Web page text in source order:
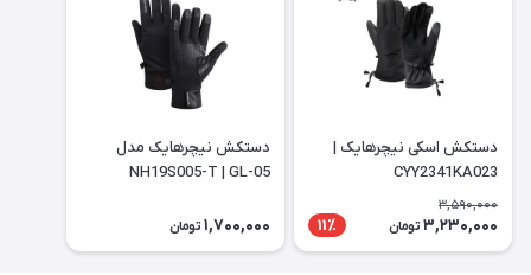
دستکش اسکی نیچرهایک |
CYY2341KA023
3,590,000
3,230,000 تومان 11٪
دستکش نیچرهایک مدل
NH19S005-T | GL-05
1,700,000 تومان